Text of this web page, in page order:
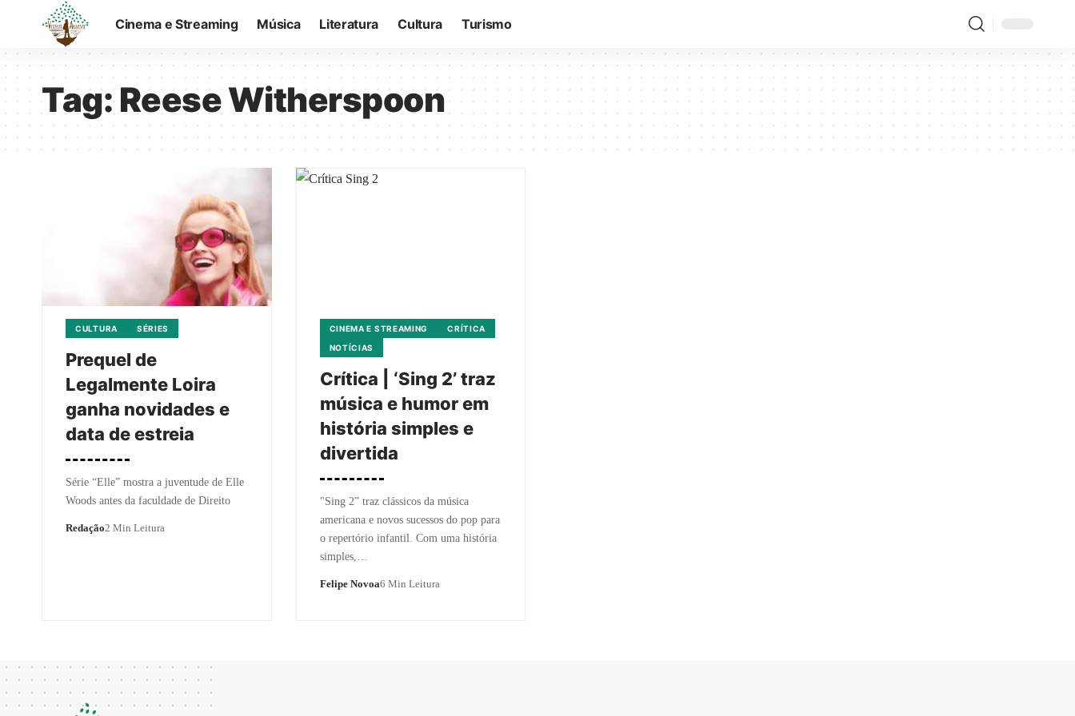
Cinema e Streaming Música Literatura Cultura Turismo
Tag:Reese Witherspoon
CULTURA SÉRIES
Prequel de
Legalmente Loira
ganha novidades e
data de estreia
Série “Elle” mostra a juventude de Elle
Woods antes da faculdade de Direito
Redação2 Min Leitura
CINEMA E STREAMING
CRÍTICA
NOTÍCIAS
Crítica | ‘Sing 2’ traz
música e humor em
história simples e
divertida
"Sing 2” traz clássicos da música
americana e novos sucessos do pop para
o repertório infantil. Com uma história
simples,…
Felipe Novoa6 Min Leitura